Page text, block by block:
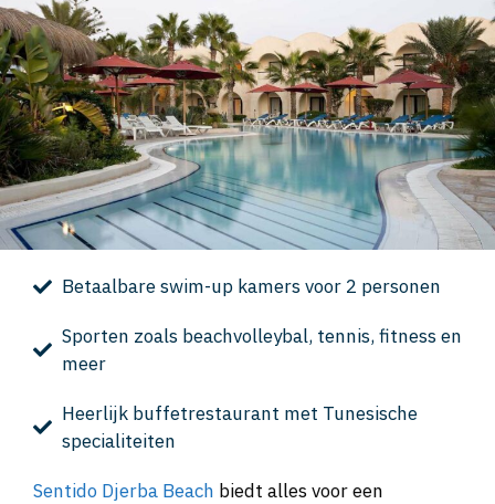
Betaalbare swim-up kamers voor 2 personen
Sporten zoals beachvolleybal, tennis, fitness en
meer
Heerlijk buffetrestaurant met Tunesische
specialiteiten
Sentido Djerba Beach biedt alles voor een